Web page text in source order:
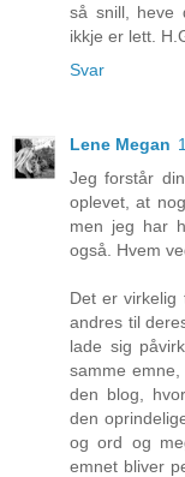
så snill, heve
ikkje er lett.
Svar
Lene Megan
Jeg forstår
oplevet, at
men jeg har
også. Hvem
Det er
andres til
lade sig
samme
den blog,
den
og ord og
emnet bliver